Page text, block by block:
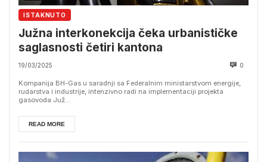
ISTAKNUTO
Južna interkonekcija čeka urbanističke
saglasnosti četiri kantona
19/03/2025 0
Kompanija BH-Gas u saradnji sa Federalnim ministarstvom energije,
rudarstva i industrije, intenzivno radi na implementaciji projekta
gasovoda Juž...
READ MORE